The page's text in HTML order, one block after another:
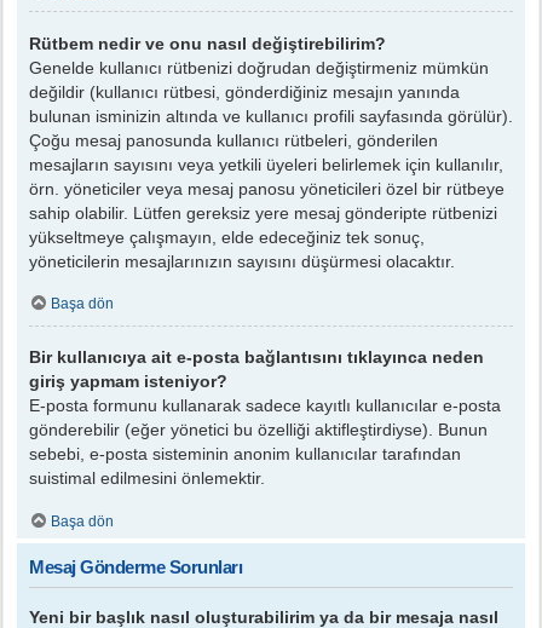
Rütbem nedir ve onu nasıl değiştirebilirim?
Genelde kullanıcı rütbenizi doğrudan değiştirmeniz mümkün
değildir (kullanıcı rütbesi, gönderdiğiniz mesajın yanında
bulunan isminizin altında ve kullanıcı profili sayfasında görülür).
Çoğu mesaj panosunda kullanıcı rütbeleri, gönderilen
mesajların sayısını veya yetkili üyeleri belirlemek için kullanılır,
örn. yöneticiler veya mesaj panosu yöneticileri özel bir rütbeye
sahip olabilir. Lütfen gereksiz yere mesaj gönderipte rütbenizi
yükseltmeye çalışmayın, elde edeceğiniz tek sonuç,
yöneticilerin mesajlarınızın sayısını düşürmesi olacaktır.
Başa dön
Bir kullanıcıya ait e-posta bağlantısını tıklayınca neden
giriş yapmam isteniyor?
E-posta formunu kullanarak sadece kayıtlı kullanıcılar e-posta
gönderebilir (eğer yönetici bu özelliği aktifleştirdiyse). Bunun
sebebi, e-posta sisteminin anonim kullanıcılar tarafından
suistimal edilmesini önlemektir.
Başa dön
Mesaj Gönderme Sorunları
Yeni bir başlık nasıl oluşturabilirim ya da bir mesaja nasıl